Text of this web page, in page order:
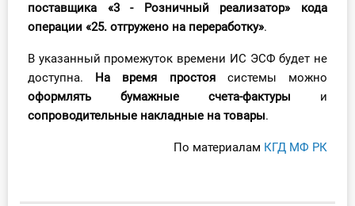
поставщика «3 - Розничный реализатор» кода
операции «25. отгружено на переработку».
В указанный промежуток времени ИС ЭСФ будет не
доступна.
На время простоясистемы можно
оформлять бумажные счета-фактуры и
сопроводительные накладные на товары.
По материалам КГД МФ РК